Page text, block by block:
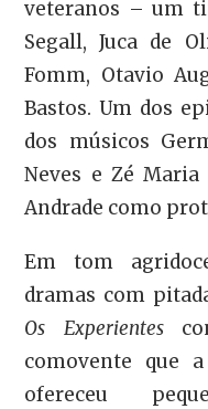
veteranos – um
Segall, Juca de
Fomm, Otavio
Bastos. Um dos
dos músicos
Neves e Zé
Andrade como
Em tom
dramas com
Os Experientes
comovente que
ofereceu